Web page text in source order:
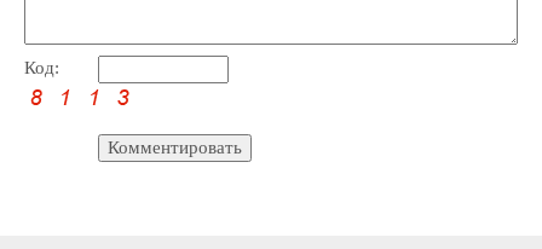
Код: